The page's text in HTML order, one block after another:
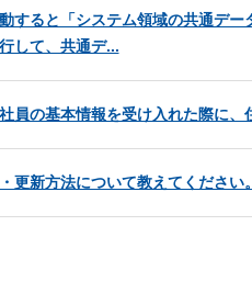
すると「システム領域の共通デ
して、共通デ...
員の基本情報を受け入れた際に、
更新方法について教えてください。